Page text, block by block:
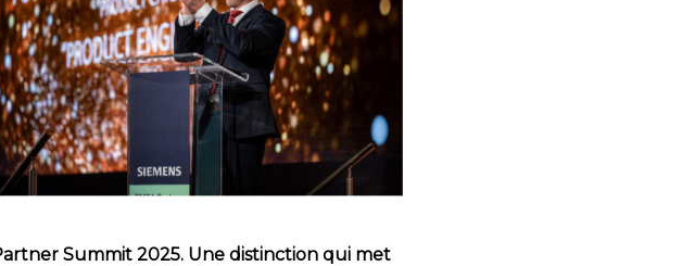
Summit 2025. Une distinction qui met